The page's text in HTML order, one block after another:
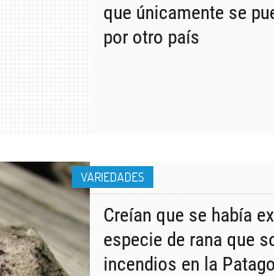
que únicamente se
por otro país
VARIEDADES
Creían que se había
especie de rana que
incendios en la